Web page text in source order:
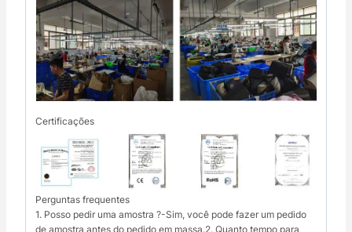
Certificações
Perguntas frequentes
1. Posso pedir uma amostra ?-Sim, você pode fazer um pedido
de amostra antes do pedido em massa.2. Quanto tempo para